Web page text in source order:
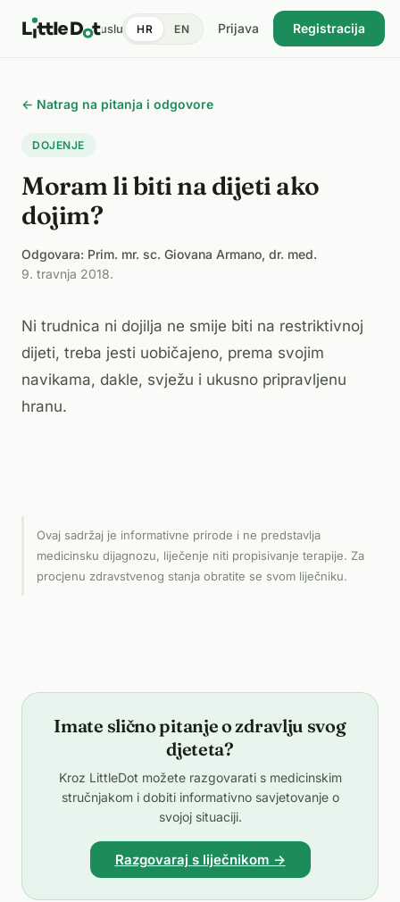
Doktori Pronađi uslugu USKORO CijeneDnevnik zdravljaBlog
HR EN Prijava Registracija
← Natrag na pitanja i odgovore
DOJENJE
Moram li biti na dijeti ako
dojim?
Odgovara: Prim. mr. sc. Giovana Armano, dr. med.
9. travnja 2018.
Ni trudnica ni dojilja ne smije biti na restriktivnoj
dijeti, treba jesti uobičajeno, prema svojim
navikama, dakle, svježu i ukusno pripravljenu
hranu.
Ovaj sadržaj je informativne prirode i ne predstavlja
medicinsku dijagnozu, liječenje niti propisivanje terapije. Za
procjenu zdravstvenog stanja obratite se svom liječniku.
Imate slično pitanje o zdravlju svog
djeteta?
Kroz LittleDot možete razgovarati s medicinskim
stručnjakom i dobiti informativno savjetovanje o
svojoj situaciji.
Razgovaraj s liječnikom →